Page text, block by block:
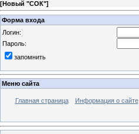
[Новый "СОК"]
Форма входа
Логин:
Пароль:
запомнить
Меню сайта
Главная страница Информация о сайте